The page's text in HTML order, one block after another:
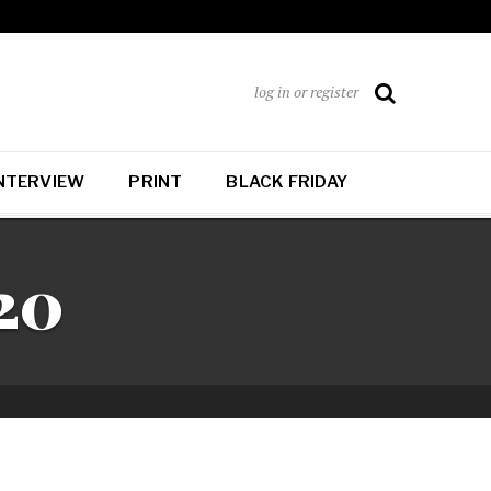
log in or register
PRINT BLACK FRIDAY